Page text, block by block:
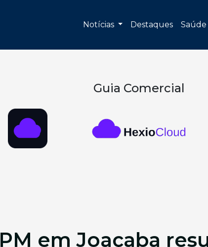
Notícias Destaques
Guia Comercial
em Joaçaba